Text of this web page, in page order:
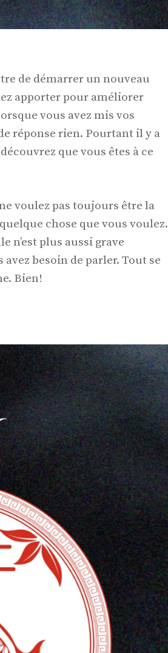
de démarrer un nouveau
apporter pour améliorer
vous avez mis vos
réponse rien. Pourtant il y a
que vous êtes à ce
voulez pas toujours être la
chose que vous voulez.
n’est plus aussi grave
besoin de parler. Tout se
Bien!